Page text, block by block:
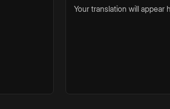
Your translation will appear